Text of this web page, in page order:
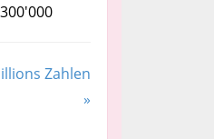
Zahlen
»